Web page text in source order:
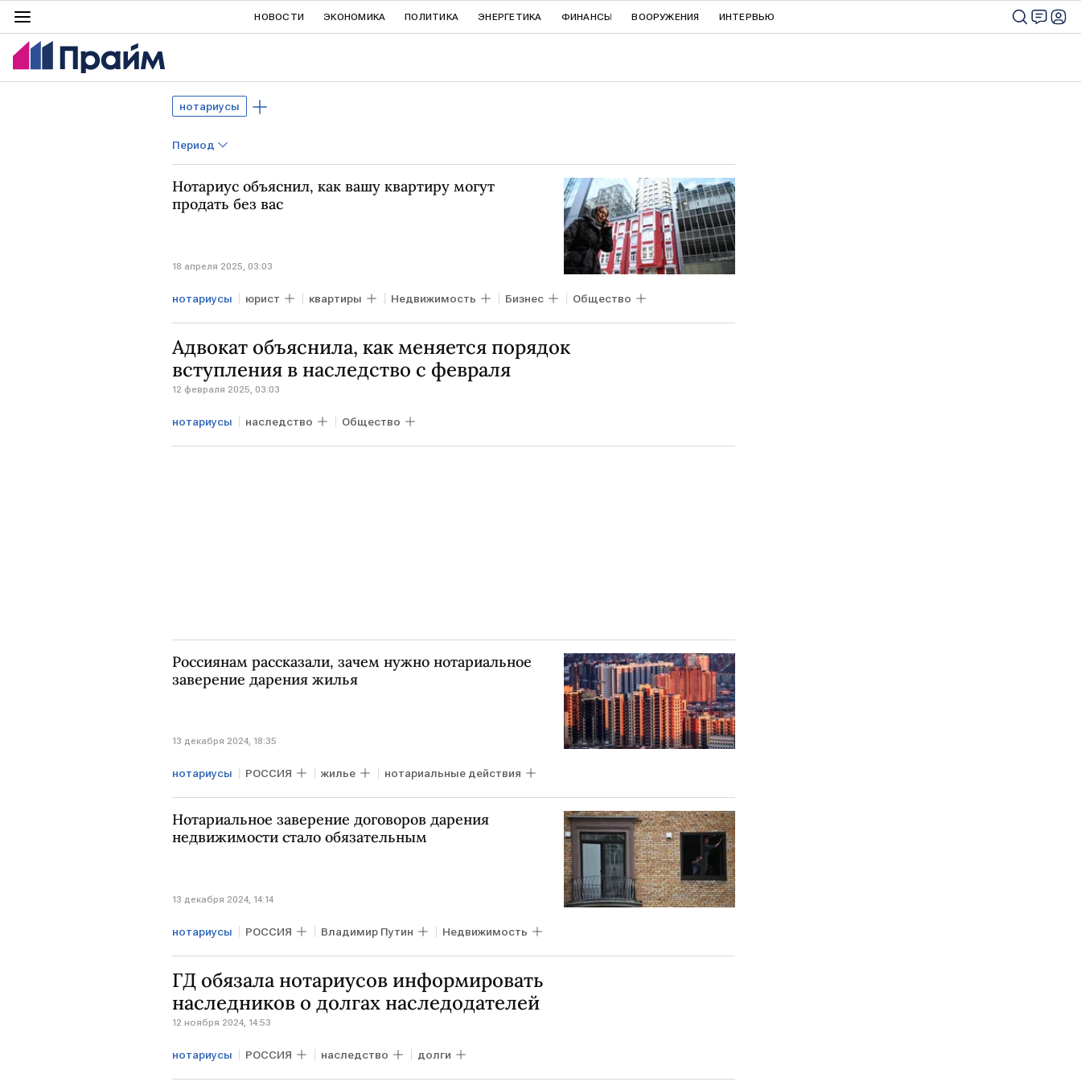
НОВОСТИ ЭКОНОМИКА ПОЛИТИКА ЭНЕРГЕТИКА ФИНАНСЫ ВООРУЖЕНИЯ ИНТЕРВЬЮ
нотариусы
Период
Нотариус объяснил, как вашу квартиру могут
продать без вас
18 апреля 2025, 03:03
нотариусы юрист квартиры Недвижимость Бизнес Общество
Адвокат объяснила, как меняется порядок
вступления в наследство с февраля
12 февраля 2025, 03:03
нотариусы наследство Общество
Россиянам рассказали, зачем нужно нотариальное
заверение дарения жилья
13 декабря 2024, 18:35
нотариусы РОССИЯ жилье нотариальные действия
Нотариальное заверение договоров дарения
недвижимости стало обязательным
13 декабря 2024, 14:14
нотариусы РОССИЯ Владимир Путин Недвижимость
ГД обязала нотариусов информировать
наследников о долгах наследодателей
12 ноября 2024, 14:53
нотариусы РОССИЯ наследство долги